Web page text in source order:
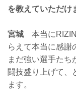
を教えていただけ
宮城 本当に
らえて本当に感謝
まだ強い選手たち
闘技盛り上げて、
ます。